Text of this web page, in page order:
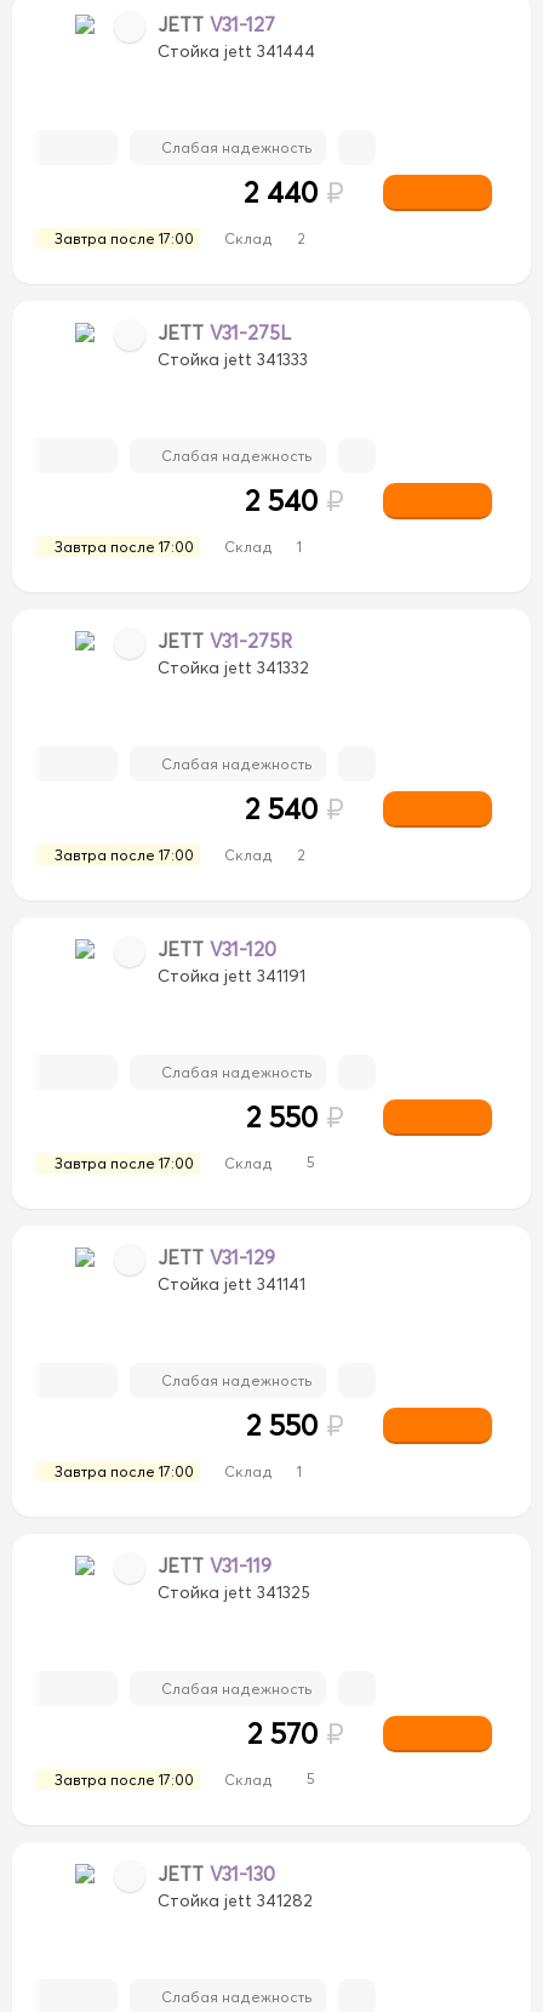
JETT V31-127
Стойка jett 341444
Слабая надежность
Завтра после 17:00 Склад 2
2 440 ₽
JETT V31-275L
Стойка jett 341333
Слабая надежность
Завтра после 17:00 Склад 1
2 540 ₽
JETT V31-275R
Стойка jett 341332
Слабая надежность
Завтра после 17:00 Склад 2
2 540 ₽
JETT V31-120
Стойка jett 341191
Слабая надежность
Завтра после 17:00 Склад 5
2 550 ₽
JETT V31-129
Стойка jett 341141
Слабая надежность
Завтра после 17:00 Склад 1
2 550 ₽
JETT V31-119
Стойка jett 341325
Слабая надежность
Завтра после 17:00 Склад 5
2 570 ₽
JETT V31-130
Стойка jett 341282
Слабая надежность